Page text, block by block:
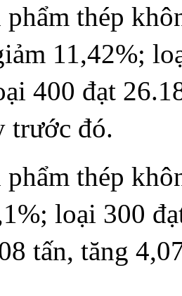
thép
11,42%;
400 đạt
trước đó.
thép
loại 300
tấn, tăng